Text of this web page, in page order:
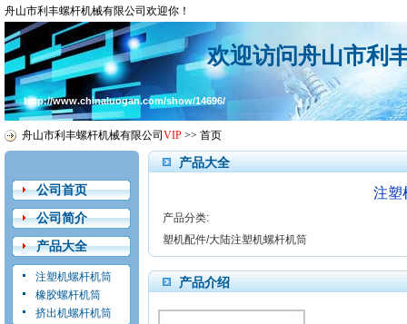
舟山市利丰螺杆机械有限公司欢迎你！
欢迎访问舟山市利
http://www.chinaluogan.com/show/14696/
舟山市利丰螺杆机械有限公司 VIP >> 首页
公司首页
公司简介
产品大全
注塑机螺杆机筒
橡胶螺杆机筒
挤出机螺杆机筒
产品大全
注塑
产品分类:
塑机配件/大陆注塑机螺杆机筒
产品介绍